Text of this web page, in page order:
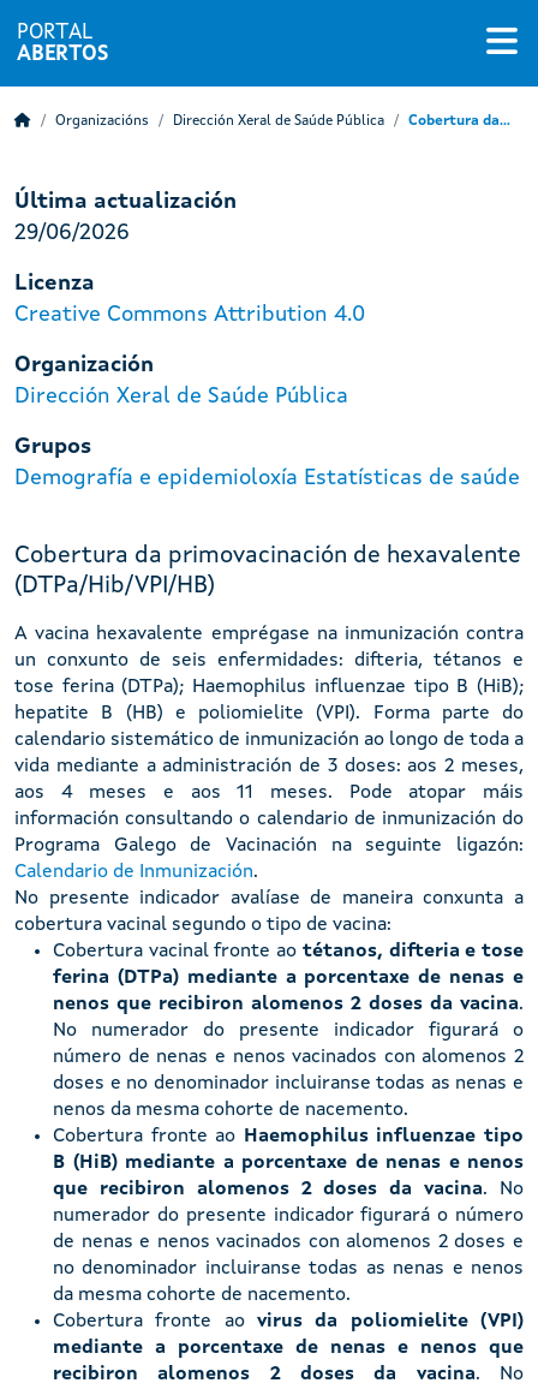
PORTAL
ABERTOS
Organizacións Dirección Xeral de Saúde Pública Cobertura da...
Última actualización
29/06/2026
Licenza
Creative Commons Attribution 4.0
Organización
Dirección Xeral de Saúde Pública
Grupos
Demografía e epidemioloxía Estatísticas de saúde
Cobertura da primovacinación de hexavalente
(DTPa/Hib/VPI/HB)
A vacina hexavalente emprégase na inmunización contra
un conxunto de seis enfermidades: difteria, tétanos e
tose ferina (DTPa); Haemophilus influenzae tipo B (HiB);
hepatite B (HB) e poliomielite (VPI). Forma parte do
calendario sistemático de inmunización ao longo de toda a
vida mediante a administración de 3 doses: aos 2 meses,
aos 4 meses e aos 11 meses. Pode atopar máis
información consultando o calendario de inmunización do
Programa Galego de Vacinación na seguinte ligazón:
Calendario de Inmunización.
No presente indicador avalíase de maneira conxunta a
cobertura vacinal segundo o tipo de vacina:
Cobertura vacinal fronte ao tétanos, difteria e tose
ferina (DTPa) mediante a porcentaxe de nenas e
nenos que recibiron alomenos 2 doses da vacina.
No numerador do presente indicador figurará o
número de nenas e nenos vacinados con alomenos 2
doses e no denominador incluiranse todas as nenas e
nenos da mesma cohorte de nacemento.
Cobertura fronte ao
Haemophilus influenzae tipo
B (HiB) mediante a porcentaxe de nenas e nenos
que recibiron alomenos 2 doses da vacina. No
numerador do presente indicador figurará o número
de nenas e nenos vacinados con alomenos 2 doses e
no denominador incluiranse todas as nenas e nenos
da mesma cohorte de nacemento.
Cobertura fronte ao virus da poliomielite (VPI)
mediante a porcentaxe de nenas e nenos que
recibiron alomenos 2 doses da vacina. No